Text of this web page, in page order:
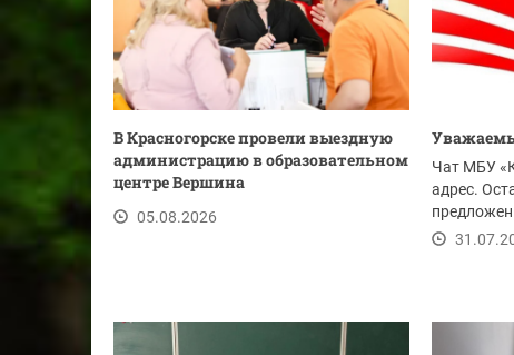
В Красногорске провели выездную
администрацию в образовательном
центре Вершина
05.08.2026
Чат МБУ
адрес.
ссылке.